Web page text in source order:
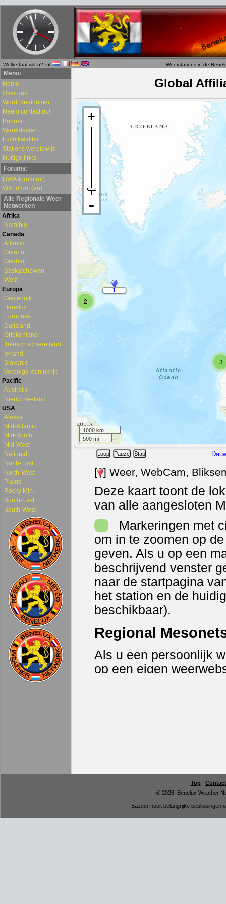
Welke taal wilt u?: nl Weerstations in de
Menu:
Home
Over ons
Wordt deelnemer
Neem contact op!
Banner
Wereld-kaart
Luchtkwaliteit
Stations wereldwijd
Nuttige links
Forums:
HWA-forum (nl)
WXForum (en)
Alle Regionale Weer
Netwerken
Afrika
Namibië
Canada
Atlantic
Ontario
Quebec
Saskatchewan
West
Europa
Oostenrijk
Benelux
Europese
Duitsland
Griekenland
Iberisch schiereiland
Ierland
Slovenie
Verenigd Koninkrijk
Pacific
Australië
Nieuw Zeeland
USA
Alaska
Mid-Atlantic
Mid-South
Mid-West
National
North-East
North-West
Plains
Rocky Mtn.
South-East
South-West
Top
Contact
© 2026, Benelux Weather
Baseer nooit belangrijke beslissingen